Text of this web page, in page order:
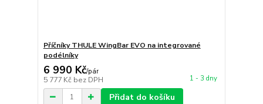
Příčníky THULE WingBar EVO na integrované
podélníky
6 990 Kč/pár
5 777 Kč bez DPH 1 - 3 dny
Přidat do košíku